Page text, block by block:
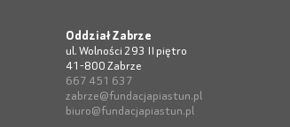
Oddział Zabrze
ul. Wolności 293 II piętro
41-800 Zabrze
667 451 637
zabrze@fundacjapiastun.pl
biuro@fundacjapiastun.pl